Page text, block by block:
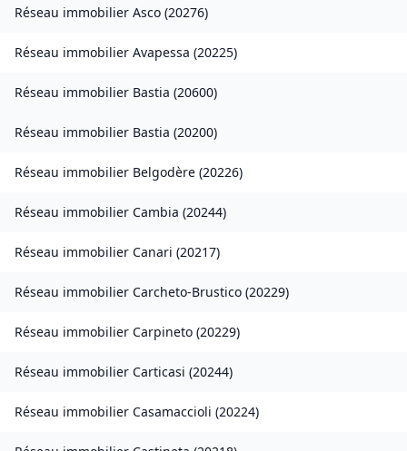
Réseau immobilier Asco (20276)
Réseau immobilier Avapessa (20225)
Réseau immobilier Bastia (20600)
Réseau immobilier Bastia (20200)
Réseau immobilier Belgodère (20226)
Réseau immobilier Cambia (20244)
Réseau immobilier Canari (20217)
Réseau immobilier Carcheto-Brustico (20229)
Réseau immobilier Carpineto (20229)
Réseau immobilier Carticasi (20244)
Réseau immobilier Casamaccioli (20224)